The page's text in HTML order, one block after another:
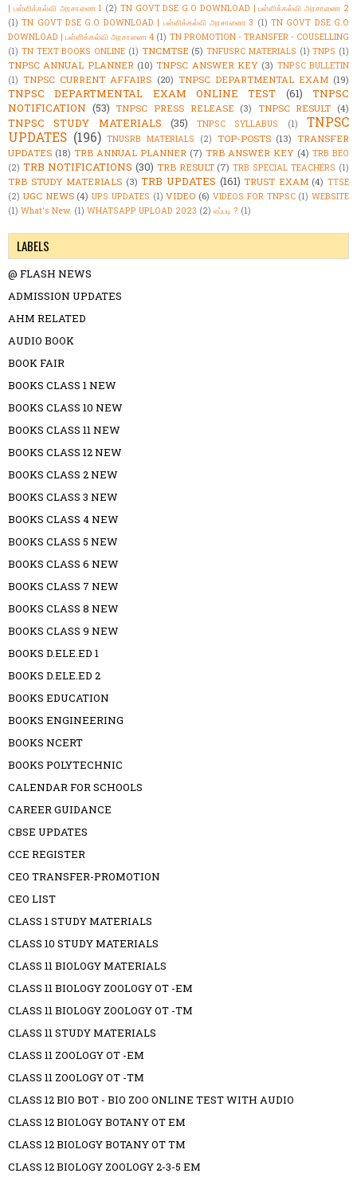
| பள்ளிக்கல்வி அரசாணை 1 (2) TN GOVT DSE G.O DOWNLOAD | பள்ளிக்கல்வி அரசாணை 2
(1) TN GOVT DSE G.O DOWNLOAD | பள்ளிக்கல்வி அரசாணை 3 (1) TN GOVT DSE G.O
DOWNLOAD | பள்ளிக்கல்வி அரசாணை 4 (1) TN PROMOTION - TRANSFER - COUSELLING
(1) TN TEXT BOOKS ONLINE (1) TNCMTSE (5) TNFUSRC MATERIALS (1) TNPS (1)
TNPSC ANNUAL PLANNER (10) TNPSC ANSWER KEY (3) TNPSC BULLETIN
(1) TNPSC CURRENT AFFAIRS (20) TNPSC DEPARTMENTAL EXAM (19)
TNPSC DEPARTMENTAL EXAM ONLINE TEST (61)
TNPSC
NOTIFICATION (53) TNPSC PRESS RELEASE (3) TNPSC RESULT (4)
TNPSC STUDY MATERIALS (35) TNPSC SYLLABUS (1)
TNPSC
UPDATES (196) TNUSRB MATERIALS (2) TOP-POSTS (13) TRANSFER
UPDATES (18) TRB ANNUAL PLANNER (7) TRB ANSWER KEY (4) TRB BEO
(2) TRB NOTIFICATIONS (30) TRB RESULT (7) TRB SPECIAL TEACHERS (1)
TRB STUDY MATERIALS (3) TRB UPDATES (161) TRUST EXAM (4) TTSE
(2) UGC NEWS (4) UPS UPDATES (1) VIDEO (6) VIDEOS FOR TNPSC (1) WEBSITE
(1) What's New. (1) WHATSAPP UPLOAD 2023 (2) எப்படி ? (1)
LABELS
@ FLASH NEWS
ADMISSION UPDATES
AHM RELATED
AUDIO BOOK
BOOK FAIR
BOOKS CLASS 1 NEW
BOOKS CLASS 10 NEW
BOOKS CLASS 11 NEW
BOOKS CLASS 12 NEW
BOOKS CLASS 2 NEW
BOOKS CLASS 3 NEW
BOOKS CLASS 4 NEW
BOOKS CLASS 5 NEW
BOOKS CLASS 6 NEW
BOOKS CLASS 7 NEW
BOOKS CLASS 8 NEW
BOOKS CLASS 9 NEW
BOOKS D.ELE.ED 1
BOOKS D.ELE.ED 2
BOOKS EDUCATION
BOOKS ENGINEERING
BOOKS NCERT
BOOKS POLYTECHNIC
CALENDAR FOR SCHOOLS
CAREER GUIDANCE
CBSE UPDATES
CCE REGISTER
CEO TRANSFER-PROMOTION
CEO LIST
CLASS 1 STUDY MATERIALS
CLASS 10 STUDY MATERIALS
CLASS 11 BIOLOGY MATERIALS
CLASS 11 BIOLOGY ZOOLOGY OT -EM
CLASS 11 BIOLOGY ZOOLOGY OT -TM
CLASS 11 STUDY MATERIALS
CLASS 11 ZOOLOGY OT -EM
CLASS 11 ZOOLOGY OT -TM
CLASS 12 BIO BOT - BIO ZOO ONLINE TEST WITH AUDIO
CLASS 12 BIOLOGY BOTANY OT EM
CLASS 12 BIOLOGY BOTANY OT TM
CLASS 12 BIOLOGY ZOOLOGY 2-3-5 EM